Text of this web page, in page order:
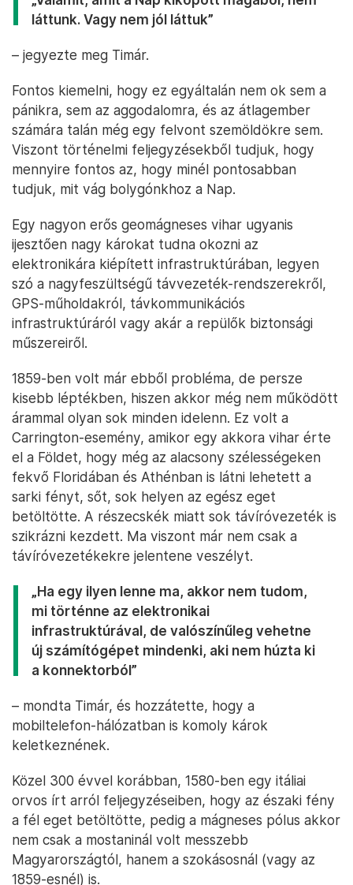
láttunk. Vagy nem jól láttuk”
– jegyezte meg Timár.
Fontos kiemelni, hogy ez egyáltalán nem ok sem a
pánikra, sem az aggodalomra, és az átlagember
számára talán még egy felvont szemöldökre sem.
Viszont történelmi feljegyzésekből tudjuk, hogy
mennyire fontos az, hogy minél pontosabban
tudjuk, mit vág bolygónkhoz a Nap.
Egy nagyon erős geomágneses vihar ugyanis
ijesztően nagy károkat tudna okozni az
elektronikára kiépített infrastruktúrában, legyen
szó a nagyfeszültségű távvezeték-rendszerekről,
GPS-műholdakról, távkommunikációs
infrastruktúráról vagy akár a repülők biztonsági
műszereiről.
1859-ben volt már ebből probléma, de persze
kisebb léptékben, hiszen akkor még nem működött
árammal olyan sok minden idelenn. Ez volt a
Carrington-esemény, amikor egy akkora vihar érte
el a Földet, hogy még az alacsony szélességeken
fekvő Floridában és Athénban is látni lehetett a
sarki fényt, sőt, sok helyen az egész eget
betöltötte. A részecskék miatt sok távíróvezeték is
szikrázni kezdett. Ma viszont már nem csak a
távíróvezetékekre jelentene veszélyt.
„Ha egy ilyen lenne ma, akkor nem tudom,
mi történne az elektronikai
infrastruktúrával, de valószínűleg vehetne
új számítógépet mindenki, aki nem húzta ki
a konnektorból”
– mondta Timár, és hozzátette, hogy a
mobiltelefon-hálózatban is komoly károk
keletkeznének.
Közel 300 évvel korábban, 1580-ben egy itáliai
orvos írt arról feljegyzéseiben, hogy az északi fény
a fél eget betöltötte, pedig a mágneses pólus akkor
nem csak a mostaninál volt messzebb
Magyarországtól, hanem a szokásosnál (vagy az
1859-esnél) is.